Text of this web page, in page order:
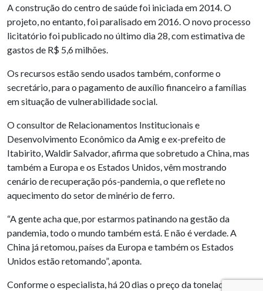
A construção do centro de saúde foi iniciada em 2014. O
projeto, no entanto, foi paralisado em 2016. O novo processo
licitatório foi publicado no último dia 28, com estimativa de
gastos de R$ 5,6 milhões.
Os recursos estão sendo usados também, conforme o
secretário, para o pagamento de auxílio financeiro a famílias
em situação de vulnerabilidade social.
O consultor de Relacionamentos Institucionais e
Desenvolvimento Econômico da Amig e ex-prefeito de
Itabirito, Waldir Salvador, afirma que sobretudo a China, mas
também a Europa e os Estados Unidos, vêm mostrando
cenário de recuperação pós-pandemia, o que reflete no
aquecimento do setor de minério de ferro.
“A gente acha que, por estarmos patinando na gestão da
pandemia, todo o mundo também está. E não é verdade. A
China já retomou, países da Europa e também os Estados
Unidos estão retomando”, aponta.
Conforme o especialista, há 20 dias o preço da tonelada do